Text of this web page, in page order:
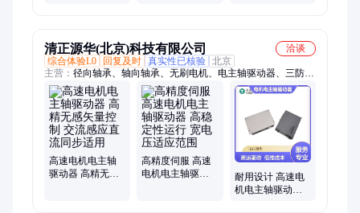
清正源华(北京)科技有限公司
洽谈
综合体验L0
回复及时 真实性已核验 北京
主营： 径向轴承、轴向轴承、无刷电机、电主轴驱动器、三防喷
涂、控速系统、磁悬浮轴承、智能温度监控、无感矢量控制、高
精度速度控制
高速电机电主轴
驱动器 高精无感
高精度伺服 高速
电机电主轴驱动
耐用设计 高速电
机电主轴驱动器